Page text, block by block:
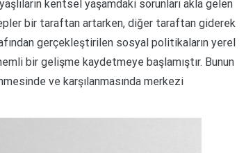
kentsel yaşamdaki sorunları akla gelen
bir taraftan artarken, diğer taraftan giderek
gerçekleştirilen sosyal politikaların yerel
bir gelişme kaydetmeye başlamıştır. Bunun
ve karşılanmasında merkezi